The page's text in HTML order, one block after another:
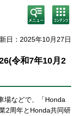
検
索・
メニ
コン
テン
ニュ
日：2025年10月27日
令和7年10月2
場などで、「Honda
2周年とHonda共同研